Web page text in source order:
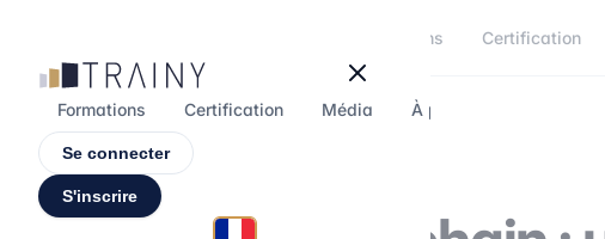
Formations Certification
Formations Certification Média À propos
Se connecter
S'inscrire